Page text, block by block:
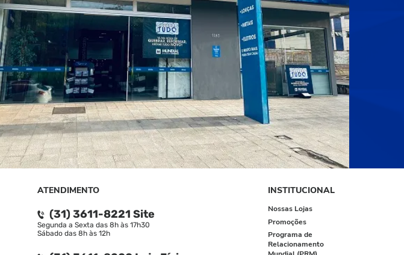
ATENDIMENTO
(31) 3611-8221 Site
Segunda a Sexta das 8h às 17h30
Sábado das 8h às 12h
INSTITUCIONAL
Nossas Lojas
Promoções
Programa de
Relacionamento